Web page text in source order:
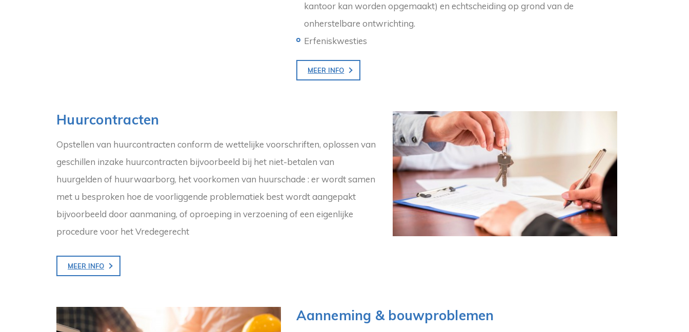
kantoor kan worden opgemaakt) en echtscheiding op grond van de
onherstelbare ontwrichting.
Erfeniskwesties
MEER INFO
Huurcontracten
Opstellen van huurcontracten conform de wettelijke voorschriften, oplossen van
geschillen inzake huurcontracten bijvoorbeeld bij het niet-betalen van
huurgelden of huurwaarborg, het voorkomen van huurschade : er wordt samen
met u besproken hoe de voorliggende problematiek best wordt aangepakt
bijvoorbeeld door aanmaning, of oproeping in verzoening of een eigenlijke
procedure voor het Vredegerecht
MEER INFO
Aanneming & bouwproblemen